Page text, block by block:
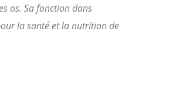
os. Sa fonction dans
la santé et la nutrition de